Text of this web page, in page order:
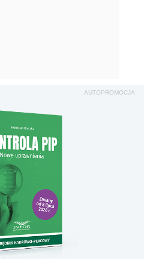
AUTOPROMOCJA